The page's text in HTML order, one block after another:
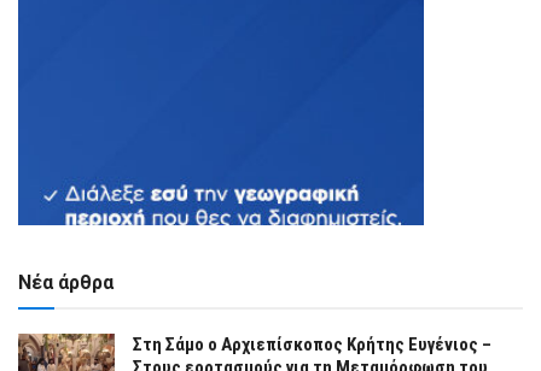
Νέα άρθρα
Στη Σάμο ο Αρχιεπίσκοπος Κρήτης Ευγένιος –